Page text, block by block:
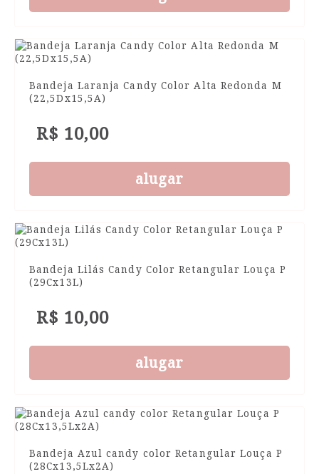
Bandeja Laranja Candy Color Alta Redonda M
(22,5Dx15,5A)
R$ 10,00
alugar
Bandeja Lilás Candy Color Retangular Louça P
(29Cx13L)
R$ 10,00
alugar
Bandeja Azul candy color Retangular Louça P
(28Cx13,5Lx2A)